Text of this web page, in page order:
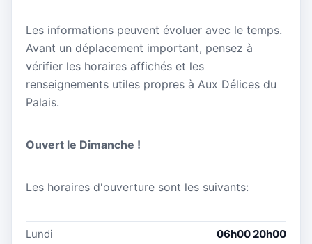
Les informations peuvent évoluer avec le temps.
Avant un déplacement important, pensez à
vérifier les horaires affichés et les
renseignements utiles propres à Aux Délices du
Palais.
Ouvert le Dimanche !
Les horaires d'ouverture sont les suivants:
Lundi
06h00 20h00